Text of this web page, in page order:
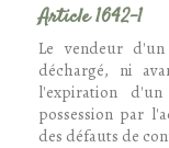
Article 1642-1
Le vendeur
déchargé, ni
l'expiration
possession par
des défauts de